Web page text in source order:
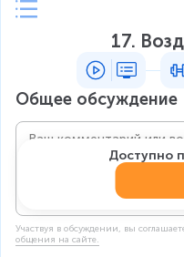
17.
Общее обсуждение
Участвуя в обсуждении, вы
общения на сайте.
Доступно